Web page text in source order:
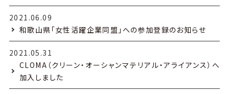
2021.06.09
和歌山県「女性活躍企業同盟」への参加登録のお知らせ
2021.05.31
CLOMA（クリーン・オーシャンマテリアル・アライアンス）へ
加入しました